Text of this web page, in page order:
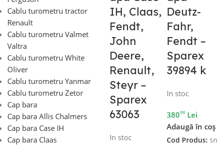
Cablu turometru tractor
Renault
Cablu turometru Valmet
Valtra
Cablu turometru White
Oliver
Cablu turometru Yanmar
Cablu turometru Zetor
Cap bara
Cap bara Allis Chalmers
Cap bara Case IH
Cap bara Claas
IH, Claas,
Fendt,
John
Deere,
Renault,
Steyr –
Sparex
63063
In stoc
Deutz-
Fahr,
Fendt –
Sparex
39894 k
In stoc
38000 Lei
Adaugă în coș
Cod Produs: sn